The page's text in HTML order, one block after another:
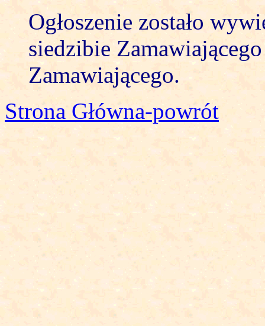
Ogłoszenie zostało
siedzibie
Zamawiającego.
Strona Główna-powrót